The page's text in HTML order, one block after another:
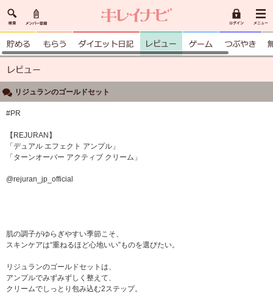
リジュランのゴールドセット
#PR
【REJURAN】
「デュアル エフェクト アンプル」
「ターンオーバー アクティブ クリーム」
@rejuran_jp_official
肌の調子がゆらぎやすい季節こそ、
スキンケアは“重ねるほど心地いい”ものを選びたい。
リジュランのゴールドセットは、
アンプルでみずみずしく整えて、
クリームでしっとり包み込む2ステップ。